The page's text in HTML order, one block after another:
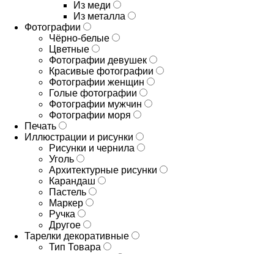
Из меди
Из металла
Фотографии
Чёрно-белые
Цветные
Фотографии девушек
Красивые фотографии
Фотографии женщин
Голые фотографии
Фотографии мужчин
Фотографии моря
Печать
Иллюстрации и рисунки
Рисунки и чернила
Уголь
Архитектурные рисунки
Карандаш
Пастель
Маркер
Ручка
Другое
Тарелки декоративные
Тип Товара